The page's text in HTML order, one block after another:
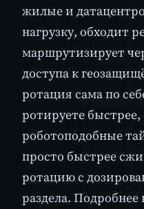
жилые и
нагрузку, обходит
маршрутизирует
доступа к
ротация сама по
ротируете
роботоподобные
просто быстрее
ротацию с
раздела. Подробнее